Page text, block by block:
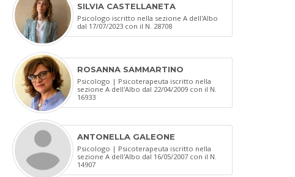
SILVIA CASTELLANETA
Psicologo iscritto nella sezione A dell'Albo
dal 17/07/2023 con il N. 28708
ROSANNA SAMMARTINO
Psicologo | Psicoterapeuta iscritto nella
sezione A dell'Albo dal 22/04/2009 con il N.
16933
ANTONELLA GALEONE
Psicologo | Psicoterapeuta iscritto nella
sezione A dell'Albo dal 16/05/2007 con il N.
14907